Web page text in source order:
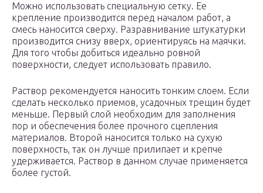
Можно использовать специальную сетку. Ее
крепление производится перед началом работ, а
смесь наносится сверху. Разравнивание штукатурки
производится снизу вверх, ориентируясь на маячки.
Для того чтобы добиться идеально ровной
поверхности, следует использовать правило.
Раствор рекомендуется наносить тонким слоем. Если
сделать несколько приемов, усадочных трещин будет
меньше. Первый слой необходим для заполнения
пор и обеспечения более прочного сцепления
материалов. Второй наносится только на сухую
поверхность, так он лучше прилипает и крепче
удерживается. Раствор в данном случае применяется
более густой.